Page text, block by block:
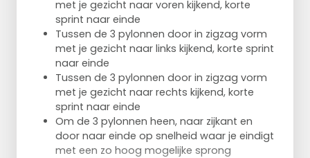
met je gezicht naar voren kijkend, korte
sprint naar einde
Tussen de 3 pylonnen door in zigzag vorm
met je gezicht naar links kijkend, korte sprint
naar einde
Tussen de 3 pylonnen door in zigzag vorm
met je gezicht naar rechts kijkend, korte
sprint naar einde
Om de 3 pylonnen heen, naar zijkant en
door naar einde op snelheid waar je eindigt
met een zo hoog mogelijke sprong